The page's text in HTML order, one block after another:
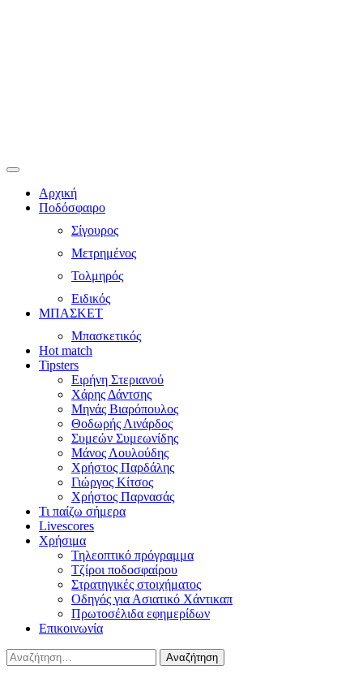
Αρχική
Ποδόσφαιρο
Σίγουρος
Μετρημένος
Τολμηρός
Ειδικός
ΜΠΑΣΚΕΤ
Μπασκετικός
Hot match
Tipsters
Ειρήνη Στεριανού
Χάρης Δάντσης
Μηνάς Βιαρόπουλος
Θοδωρής Λινάρδος
Συμεών Συμεωνίδης
Μάνος Λουλούδης
Χρήστος Παρδάλης
Γιώργος Κίτσος
Χρήστος Παρνασάς
Τι παίζω σήμερα
Livescores
Χρήσιμα
Τηλεοπτικό πρόγραμμα
Τζίροι ποδοσφαίρου
Στρατηγικές στοιχήματος
Οδηγός για Ασιατικό Χάντικαπ
Πρωτοσέλιδα εφημερίδων
Επικοινωνία
Αναζήτηση
για: